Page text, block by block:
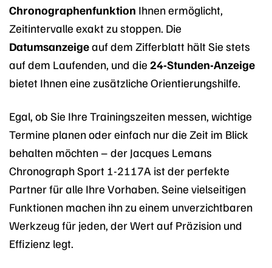
Chronographenfunktion Ihnen ermöglicht,
Zeitintervalle exakt zu stoppen. Die
Datumsanzeigeauf dem Zifferblatt hält Sie stets
auf dem Laufenden, und die 24-Stunden-Anzeige
bietet Ihnen eine zusätzliche Orientierungshilfe.
Egal, ob Sie Ihre Trainingszeiten messen, wichtige
Termine planen oder einfach nur die Zeit im Blick
behalten möchten – der Jacques Lemans
Chronograph Sport 1-2117A ist der perfekte
Partner für alle Ihre Vorhaben. Seine vielseitigen
Funktionen machen ihn zu einem unverzichtbaren
Werkzeug für jeden, der Wert auf Präzision und
Effizienz legt.